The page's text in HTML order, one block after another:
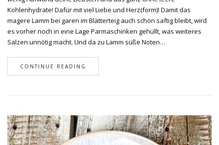
Kohlenhydrate! Dafür mit viel Liebe und Herz(form)! Damit das
magere Lamm bei garen im Blätterteig auch schön saftig bleibt, wird
es vorher noch in eine Lage Parmaschinken gehüllt, was weiteres
Salzen unnötig macht. Und da zu Lamm süße Noten…
CONTINUE READING